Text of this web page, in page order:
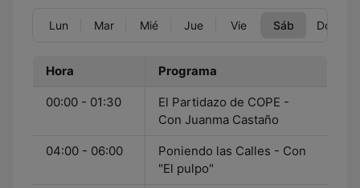
Lun Mar Mié Jue Vie Sáb Dom
Hora Programa
00:00 - 01:30
El Partidazo de COPE -
Con Juanma Castaño
04:00 - 06:00
Poniendo las Calles - Con
"El pulpo"